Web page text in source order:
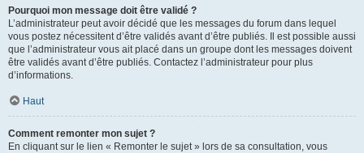
Pourquoi mon message doit être validé ?
L’administrateur peut avoir décidé que les messages du forum dans lequel
vous postez nécessitent d’être validés avant d’être publiés. Il est possible aussi
que l’administrateur vous ait placé dans un groupe dont les messages doivent
être validés avant d’être publiés. Contactez l’administrateur pour plus
d’informations.
Haut
Comment remonter mon sujet ?
En cliquant sur le lien « Remonter le sujet » lors de sa consultation, vous